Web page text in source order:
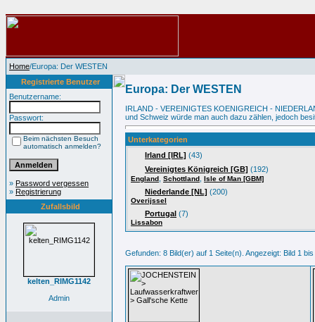
Home/Europa: Der WESTEN
Registrierte Benutzer
Benutzername:
Passwort:
Beim nächsten Besuch
automatisch anmelden?
» Password vergessen
» Registrierung
Zufallsbild
kelten_RIMG1142
Admin
Europa: Der WESTEN
IRLAND - VEREINIGTES KOENIGREICH -
und Schweiz würde man auch dazu zählen, jedoch
Unterkategorien
Irland [IRL] (43)
Vereinigtes Königreich [GB] (192)
England Schottland Isle of Man [GBM]
Niederlande [NL] (200)
Overijssel
Portugal (7)
Lissabon
Gefunden: 8 Bild(er) auf 1 Seite(n). Angezeigt: Bild 1 bis